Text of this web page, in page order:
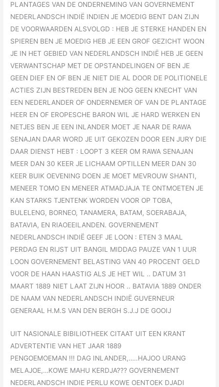
PLANTAGES VAN DE ONDERNEMING VAN GOVERNEMENT
NEDERLANDSCH INDIË INDIEN JE MOEDIG BENT DAN ZIJN
DE VOORWAARDEN ALSVOLGD : HEB JE STERKE HANDEN EN
SPIEREN BEN JE MOEDIG HEB JE EEN GROF GEZICHT WOON
JE IN HET GEBIED VAN NEDERLANDSCH INDIË HEB JE GEEN
VERWANTSCHAP MET DE OPSTANDELINGEN OF BEN JE
GEEN DIEF EN OF BEN JE NIET DIE AL DOOR DE POLITIONELE
ACTIES ZIJN BESTREDEN BEN JE NOG GEEN KNECHT VAN
EEN NEDERLANDER OF ONDERNEMER OF VAN DE PLANTAGE
HEER EN OF EROPESCHE BARON WIL JE HARD WERKEN EN
NETJES BEN JE EEN INLANDER MOET JE NAAR DE RAWA
SENAJAN DAAR WORD JE UIT GEKOZEN DOOR EEN JURY DIE
DAAR DIENST HEBT : LOOPT 3 KEER OM RAWA SENAJAN
MEER DAN 30 KEER JE LICHAAM OPTILLEN MEER DAN 30
KEER BUIK OEVENING DOEN JE MOET MEVROUW SHANTI,
MENEER TOMO EN MENEER ATMADJAJA TE ONTMOETEN JE
KAN STARKS TJENTENK WORDEN VOOR OP TOBA,
BULELENG, BORNEO, TANAMERA, BATAM, SOERABAJA,
BATAVIA, EN RIAOEEILANDEN. GOVERNEMENT
NEDERLANDSCH INDIË GEEF JE LOON : ETEN 3 MAAL
PERDAG EN RIJST UIT BANGIL MIDDAG PAUZE VAN 1 UUR
LOON GOVERNEMENT BELASTING VAN 40 PROCENT GELD
VOOR DE HAAN HAASTIG ALS JE HET WIL .. DATUM 31
MAART 1889 NIET LAAT ZIJN HOOR .. BATAVIA 1889 ONDER
DE NAAM VAN NEDERLANDSCH INDIË GUVERNEUR
GENERAAL H.M.S VAN DEN BERGH S.J.J DE GOOIJ
UIT NASIONALE BIBILIOTHEEK CITAAT UIT EEN KRANT
ADVERTENTIE VAN HET JAAR 1889
PENGOEMOEMAN !!! DAG INLANDER,…..HAJOO URANG
MELAJOE,…KOWE MAHU KERDJA??? GOVERNEMENT
NEDERLANDSCH INDIE PERLU KOWE OENTOEK DJADI